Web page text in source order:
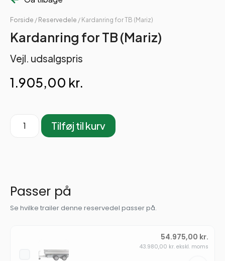
Forside / Reservedele / Kardanring for TB (Mariz)
Kardanring for TB (Mariz)
Vejl. udsalgspris
1.905,00 kr.
Tilføj til kurv
Passer på
Se hvilke trailer denne reservedel passer på.
54.975,00 kr.
43.980,00 kr. ekskl. moms